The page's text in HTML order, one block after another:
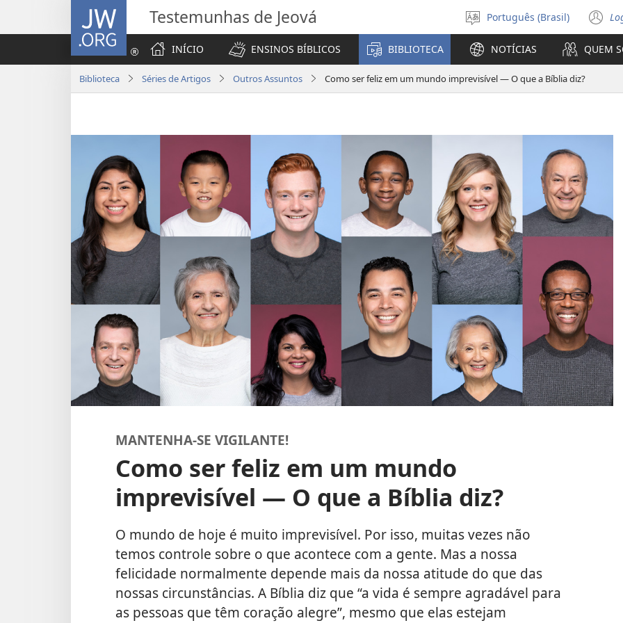
JW.ORG Testemunhas de Jeová
Selecione
o
idioma
Português (Brasil)
INÍCIO
ENSINOS BÍBLICOS BIBLIOTECA NOTÍCIAS QUEM
Biblioteca Séries de Artigos Outros Assuntos Como ser feliz em um mundo imprevisível — O que a Bíblia diz?
MANTENHA-SE VIGILANTE!
Como ser feliz em um mundo
imprevisível — O que a Bíblia diz?
O mundo de hoje é muito imprevisível. Por isso, muitas vezes não
temos controle sobre o que acontece com a gente. Mas a nossa
felicidade normalmente depende mais da nossa atitude do que das
nossas circunstâncias. A Bíblia diz que “a vida é sempre agradável para
as pessoas que têm coração alegre”, mesmo que elas estejam